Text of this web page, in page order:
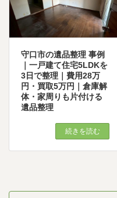
守口市の遺品整理 事例
｜一戸建て住宅5LDKを
3日で整理｜費用28万
円・買取5万円｜倉庫解
体・家周りも片付ける
遺品整理
続きを読む